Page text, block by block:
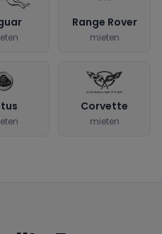
Range Rover
mieten
Corvette
mieten